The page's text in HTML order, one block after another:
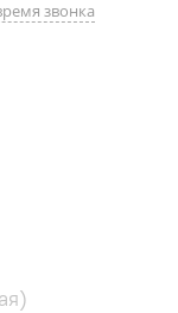
звонка